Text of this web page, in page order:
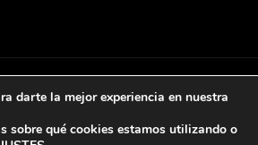
Motos -Aviso Legal|Política de
darte la mejor experiencia en nuestra
sobre qué cookies estamos utilizando o